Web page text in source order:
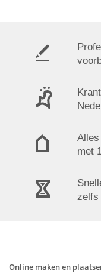
met
zelfs
Online maken en